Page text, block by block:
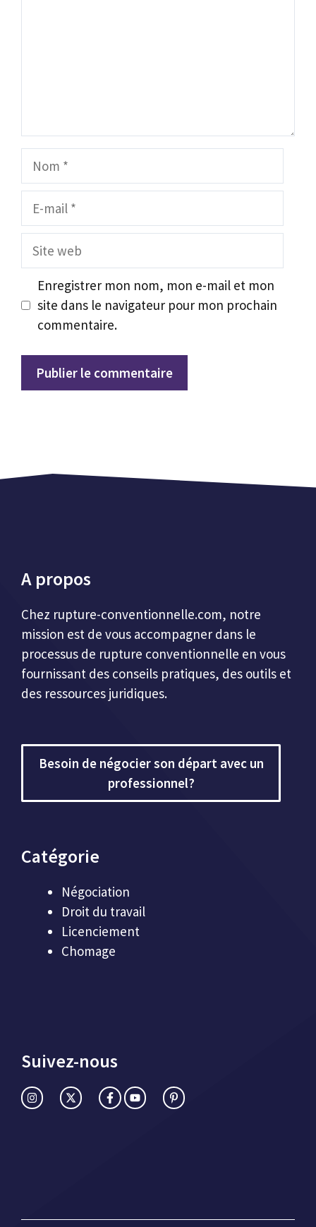
Nom
Site
Enregistrer mon nom, mon e-mail et mon
site dans le navigateur pour mon prochain
commentaire.
A propos
Chez rupture-conventionnelle.com, notre
mission est de vous accompagner dans le
processus de rupture conventionnelle en vous
fournissant des conseils pratiques, des outils et
des ressources juridiques.
Besoin de négocier son départ avec un
professionnel?
Catégorie
Négociation
Droit du travail
Licenciement
Chomage
Suivez-nous